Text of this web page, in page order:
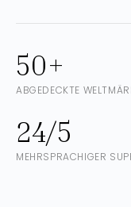
50+
ABGEDECKTE
24/5
MEHRSPRACHIGER